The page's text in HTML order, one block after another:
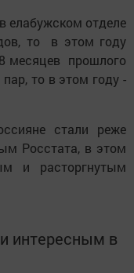
елабужском отделе
то в этом году
месяцев прошлого
то в этом году -
стали реже
Росстата, в этом
и расторгнутым
интересным в